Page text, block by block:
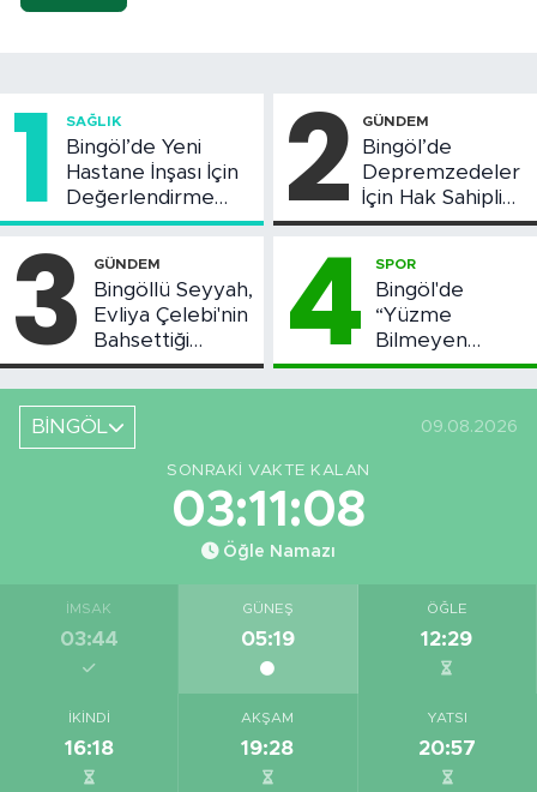
1 SAĞLIK
Bingöl’de Yeni
Hastane İnşası İçin
Değerlendirme
Toplantısı Yapıldı
2 GÜNDEM
Bingöl’de
Depremzedeler
İçin Hak Sahipliği
Askı Süreci
3 GÜNDEM
Bingöllü Seyyah,
Evliya Çelebi'nin
Bahsettiği
Bingöl'deki O
Yeri Görüntüledi
4 SPOR
Bingöl'de
“Yüzme
Bilmeyen
Kalmasın”
Projesi Devam
Ediyor
BİNGÖL 09.08.2026
SONRAKI VAKTE KALAN
03:11:07
Öğle Namazı
İMSAK
03:44
GÜNEŞ
05:19
ÖĞLE
12:29
İKINDI
16:18
AKŞAM
19:28
YATSI
20:57